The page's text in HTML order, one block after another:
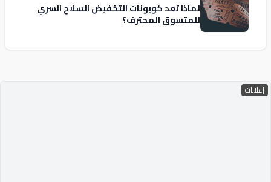
لماذا تعد كوبونات التخفيض السلاح السري
للمتسوق المحترف؟
إعلانات